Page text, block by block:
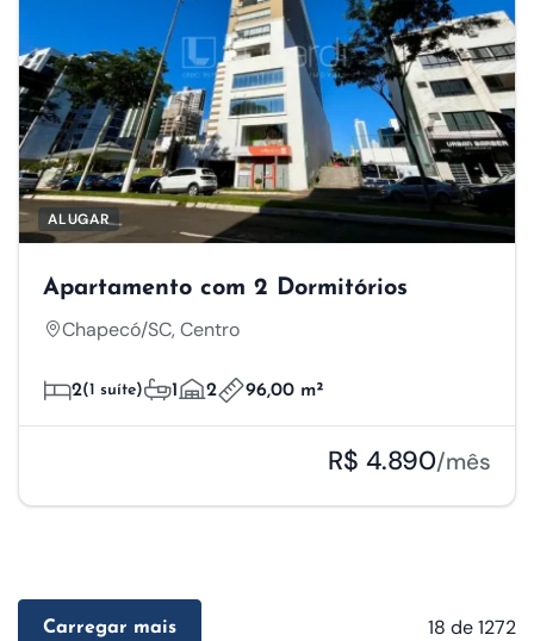
ALUGAR
Apartamento com 2 Dormitórios
Chapecó/SC, Centro
2(1 suíte) 1 2 96,00 m²
R$ 4.890/mês
Carregar mais 18 de 1272